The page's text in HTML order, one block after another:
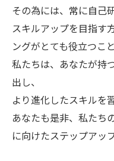
その為には、常に自己
スキルアップを目指す
ングがとても役立つこ
私たちは、あなたが持
出し、
より進化したスキルを
あなたも是非、私たち
に向けたステップアッ